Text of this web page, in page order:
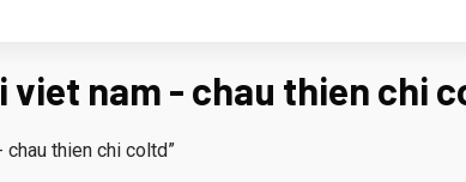
nam - chau thien chi
thien chi coltd”